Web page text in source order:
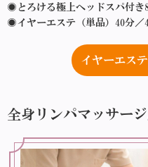
◉とろける極上ヘッドスパ付き
◉イヤーエステ（単品）40分／
イヤーエス
全身リンパマッサー